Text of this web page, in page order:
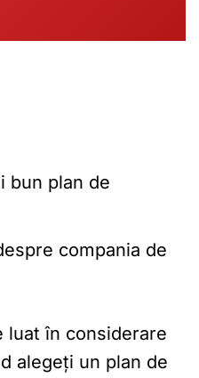
bun plan de
compania de
luat în considerare
alegeți un plan de